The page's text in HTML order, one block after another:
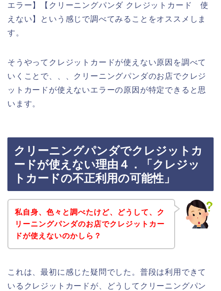
エラー】【クリーニングパンダ クレジットカード 使
えない】という感じで調べてみることをオススメしま
す。
そうやってクレジットカードが使えない原因を調べて
いくことで、、、クリーニングパンダのお店でクレジ
ットカードが使えないエラーの原因が特定できると思
います。
クリーニングパンダでクレジットカ
ードが使えない理由４．「クレジッ
トカードの不正利用の可能性」
私自身、色々と調べたけど、どうして、ク
リーニングパンダのお店でクレジットカー
ドが使えないのかしら？
これは、最初に感じた疑問でした。普段は利用できて
いるクレジットカードが、どうしてクリーニングパン